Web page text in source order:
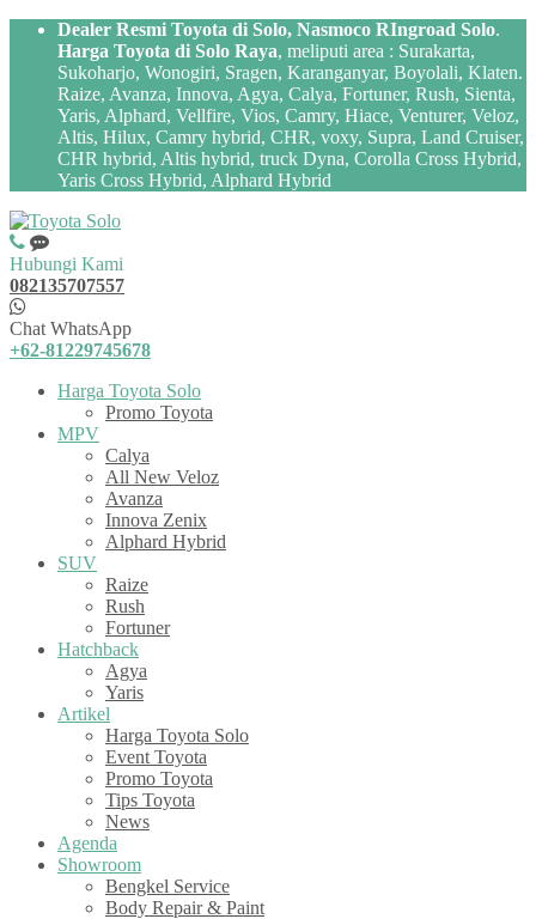
Dealer Resmi Toyota di Solo, Nasmoco RIngroad Solo.
Harga Toyota di Solo Raya, meliputi area : Surakarta,
Sukoharjo, Wonogiri, Sragen, Karanganyar, Boyolali, Klaten.
Raize, Avanza, Innova, Agya, Calya, Fortuner, Rush, Sienta,
Yaris, Alphard, Vellfire, Vios, Camry, Hiace, Venturer, Veloz,
Altis, Hilux, Camry hybrid, CHR, voxy, Supra, Land Cruiser,
CHR hybrid, Altis hybrid, truck Dyna, Corolla Cross Hybrid,
Yaris Cross Hybrid, Alphard Hybrid
Hubungi Kami
082135707557
Chat WhatsApp
+62-81229745678
Harga Toyota Solo
Promo Toyota
MPV
Calya
All New Veloz
Avanza
Innova Zenix
Alphard Hybrid
SUV
Raize
Rush
Fortuner
Hatchback
Agya
Yaris
Artikel
Harga Toyota Solo
Event Toyota
Promo Toyota
Tips Toyota
News
Agenda
Showroom
Bengkel Service
Body Repair & Paint